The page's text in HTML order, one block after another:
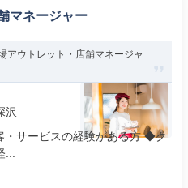
マネージャー
アウトレット・店舗マネージャ
沢
サービスの経験がある方 ◆ク